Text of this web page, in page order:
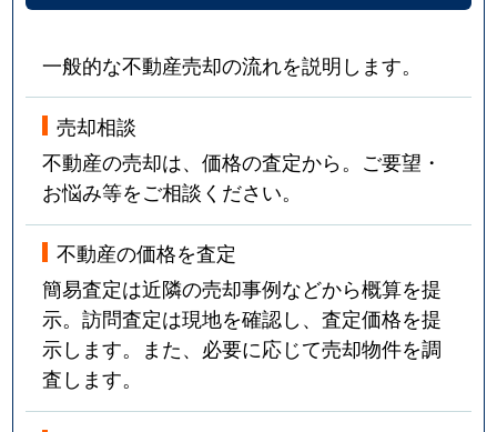
一般的な不動産売却の流れを説明します。
売却相談
不動産の売却は、価格の査定から。ご要望・
お悩み等をご相談ください。
不動産の価格を査定
簡易査定は近隣の売却事例などから概算を提
示。訪問査定は現地を確認し、査定価格を提
示します。また、必要に応じて売却物件を調
査します。